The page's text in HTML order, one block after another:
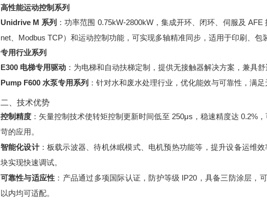
高性能运动控制系列
Unidrive M 系列 ：功率范围 0.75kW-2800kW，集成开环、闭环、伺服及
net、Modbus TCP）和运动控制功能，可实现多轴精准同步，适用于印刷、包
专用行业系列
E300 电梯专用驱动：为电梯和自动扶梯定制，提供无接触器解决方案，兼具舒
Pump F600 水泵专用系列 ：针对水和废水处理行业，优化能效与可靠性，满
二、技术优势
控制精度：矢量控制技术使转矩控制更新时间低至 250μs，稳速精度达 0.2%
苛的应用。
智能化设计：板载示波器、待机休眠模式、电机预热功能等，提升设备运维
块实现快速调试。
可靠性与适应性 ：产品通过多项国际认证，防护等级 IP20，具备三防涂层
以内均可适配。